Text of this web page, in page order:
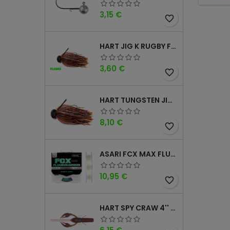
Precio
3,15 € favorite_border
HART JIG K RUGBY FOOTBALL DM
Precio
3,60 € favorite_border
HART TUNGSTEN JIG T FOOTBALL DM
Precio
8,10 € favorite_border
ASARI FCX MAX FLUOROCARBONO 100% 100MTS
Precio
10,95 € favorite_border
HART SPY CRAW 4'' CINNAMON PURPLE